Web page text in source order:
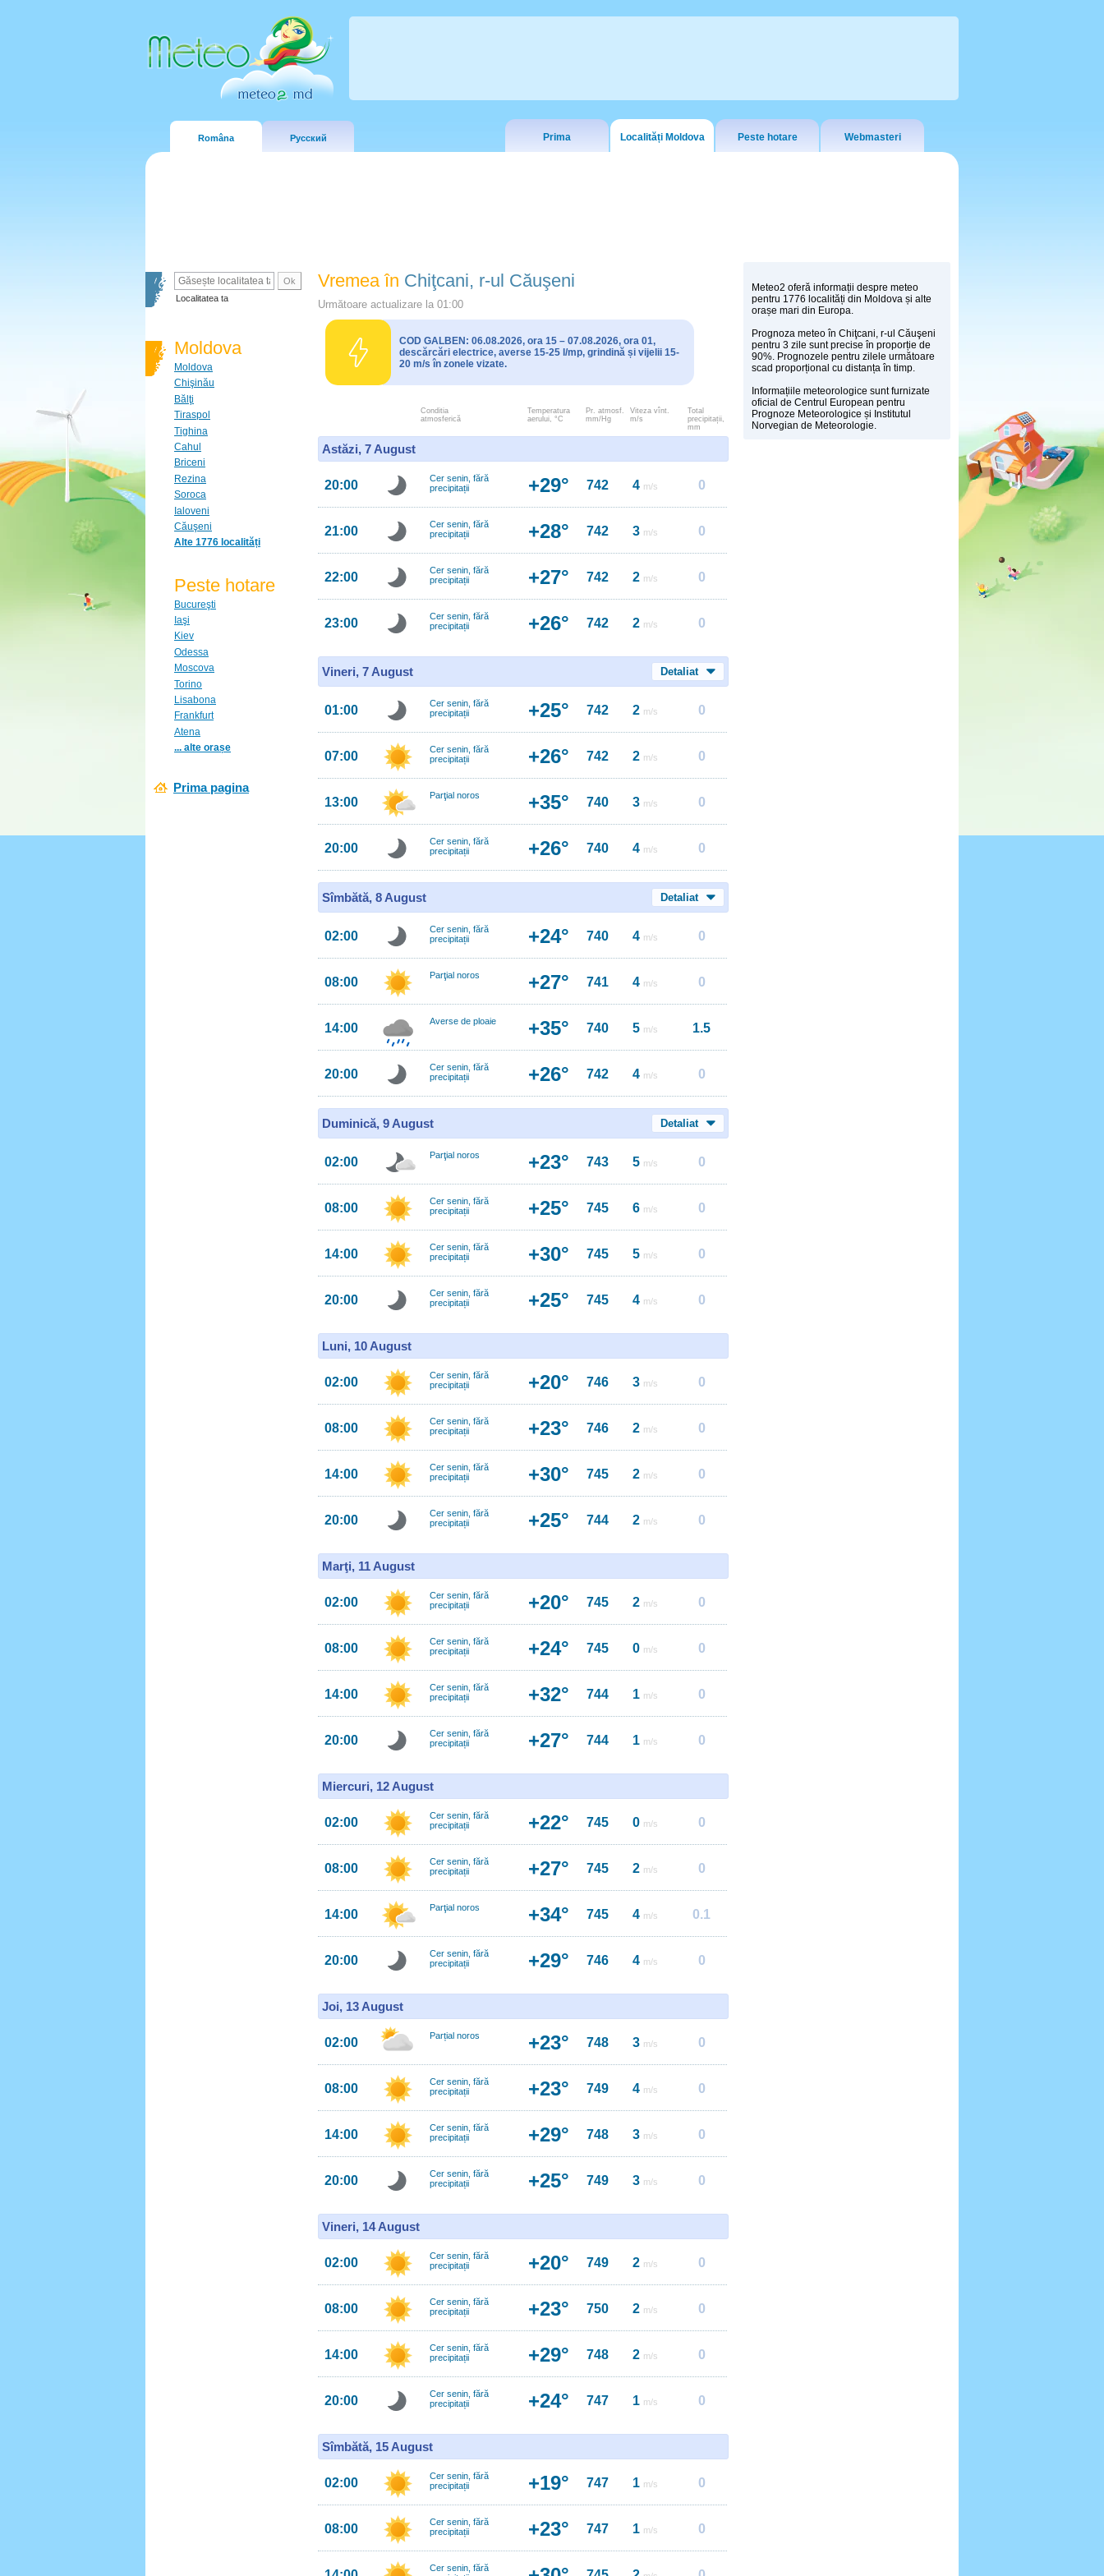
Româna Русский Prima Localități Moldova Peste hotare Webmasteri
Localitatea ta
Moldova
Moldova
Chişinău
Bălţi
Tiraspol
Tighina
Cahul
Briceni
Rezina
Soroca
Ialoveni
Căuşeni
Alte 1776 localități
Peste hotare
Bucureşti
Iaşi
Kiev
Odessa
Moscova
Torino
Lisabona
Frankfurt
Atena
... alte orașe
Prima pagina
Vremea în Chiţcani, r-ul Căuşeni
Următoare actualizare la 01:00
COD GALBEN: 06.08.2026, ora 15 – 07.08.2026, ora 01,
descărcări electrice, averse 15-25 l/mp, grindină și vijelii 15-
20 m/s în zonele vizate.
Conditia
atmosferică
Temperatura
aerului, °C
Pr. atmosf.
mm/Hg
Viteza vînt.
m/s
Total
precipitații,
mm
Astăzi, 7 August
20:00
Cer senin, fără
precipitații
+29° 742 4 m/s 0
21:00
Cer senin, fără
precipitații
+28° 742 3 m/s 0
22:00
Cer senin, fără
precipitații
+27° 742 2 m/s 0
23:00
Cer senin, fără
precipitații
+26° 742 2 m/s 0
Vineri, 7 August Detaliat
01:00
Cer senin, fără
precipitații
+25° 742 2 m/s 0
07:00
Cer senin, fără
precipitații
+26° 742 2 m/s 0
13:00 Parţial noros +35° 740 3 m/s 0
20:00
Cer senin, fără
precipitații
+26° 740 4 m/s 0
Sîmbătă, 8 August Detaliat
02:00
Cer senin, fără
precipitații
+24° 740 4 m/s 0
08:00 Parţial noros +27° 741 4 m/s 0
14:00 Averse de ploaie +35° 740 5 m/s 1.5
20:00
Cer senin, fără
precipitații
+26° 742 4 m/s 0
Duminică, 9 August Detaliat
02:00 Parţial noros +23° 743 5 m/s 0
08:00
Cer senin, fără
precipitații
+25° 745 6 m/s 0
14:00
Cer senin, fără
precipitații
+30° 745 5 m/s 0
20:00
Cer senin, fără
precipitații
+25° 745 4 m/s 0
Luni, 10 August
02:00
Cer senin, fără
precipitații
+20° 746 3 m/s 0
08:00
Cer senin, fără
precipitații
+23° 746 2 m/s 0
14:00
Cer senin, fără
precipitații
+30° 745 2 m/s 0
20:00
Cer senin, fără
precipitații
+25° 744 2 m/s 0
Marţi, 11 August
02:00
Cer senin, fără
precipitații
+20° 745 2 m/s 0
08:00
Cer senin, fără
precipitații
+24° 745 0 m/s 0
14:00
Cer senin, fără
precipitații
+32° 744 1 m/s 0
20:00
Cer senin, fără
precipitații
+27° 744 1 m/s 0
Miercuri, 12 August
02:00
Cer senin, fără
precipitații
+22° 745 0 m/s 0
08:00
Cer senin, fără
precipitații
+27° 745 2 m/s 0
14:00 Parţial noros +34° 745 4 m/s 0.1
20:00
Cer senin, fără
precipitații
+29° 746 4 m/s 0
Joi, 13 August
02:00 Parțial noros +23° 748 3 m/s 0
08:00
Cer senin, fără
precipitații
+23° 749 4 m/s 0
14:00
Cer senin, fără
precipitații
+29° 748 3 m/s 0
20:00
Cer senin, fără
precipitații
+25° 749 3 m/s 0
Vineri, 14 August
02:00
Cer senin, fără
precipitații
+20° 749 2 m/s 0
08:00
Cer senin, fără
precipitații
+23° 750 2 m/s 0
14:00
Cer senin, fără
precipitații
+29° 748 2 m/s 0
20:00
Cer senin, fără
precipitații
+24° 747 1 m/s 0
Sîmbătă, 15 August
02:00
Cer senin, fără
precipitații
+19° 747 1 m/s 0
08:00
Cer senin, fără
precipitații
+23° 747 1 m/s 0
Cer senin, fără
Meteo2 oferă informații despre meteo
pentru 1776 localități din Moldova și alte
orașe mari din Europa.
Prognoza meteo în Chiţcani, r-ul Căuşeni
pentru 3 zile sunt precise în proporție de
90%. Prognozele pentru zilele următoare
scad proporțional cu distanța în timp.
Informațiile meteorologice sunt furnizate
oficial de Centrul European pentru
Prognoze Meteorologice și Institutul
Norvegian de Meteorologie.